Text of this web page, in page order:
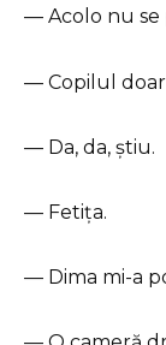
— Acolo nu se
— Copilul
— Da, da, știu.
— Fetița.
— Dima mi-a